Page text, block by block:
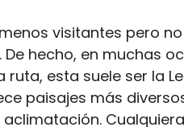
visitantes pero
hecho, en muchas
esta suele ser la
paisajes más